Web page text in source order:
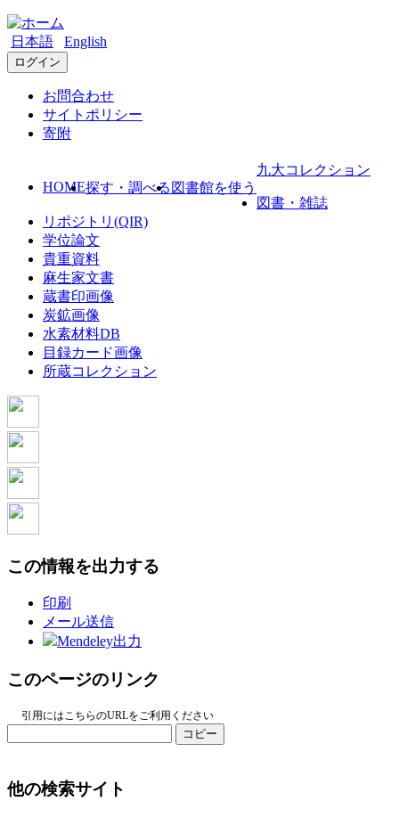
日本語 English
ログイン
お問合わせ
サイトポリシー
寄附
HOME探す・調べる 図書館を使う
九大コレクション
図書・雑誌
リポジトリ(QIR)
学位論文
貴重資料
麻生家文書
蔵書印画像
炭鉱画像
水素材料DB
目録カード画像
所蔵コレクション
この情報を出力する
印刷
メール送信
Mendeley出力
このページのリンク
引用にはこちらのURLをご利用ください
コピー
他の検索サイト